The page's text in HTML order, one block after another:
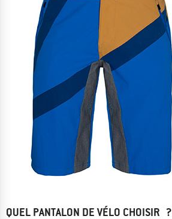
QUEL PANTALON DE VÉLO CHOISIR ?